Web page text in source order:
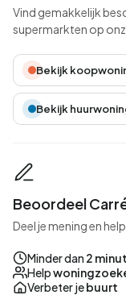
Vind gemakkelijk
supermarkten op
Bekijk
Bekijk
Beoordeel
Deel je mening en
Minder dan 2
Help
Verbeter jebuurt